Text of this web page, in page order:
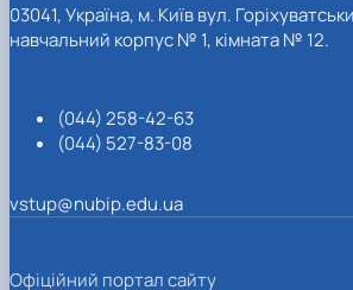
03041, Україна, м. Київ вул.
навчальний корпус № 1, кімната № 12.
(044) 258-42-63
(044) 527-83-08
vstup@nubip.edu.ua
Офіційний портал сайту